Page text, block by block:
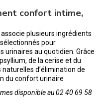
confort intime,
plusieurs ingrédients
pour
urinaires au quotidien. Grâce
de la cerise et du
d’élimination de
du confort urinaire
disponible au 02 40 69 58